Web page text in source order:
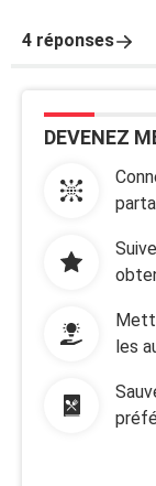
4 réponses
DEVENEZ
les